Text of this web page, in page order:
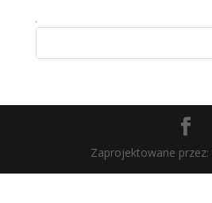
Zaprojektowane przez: